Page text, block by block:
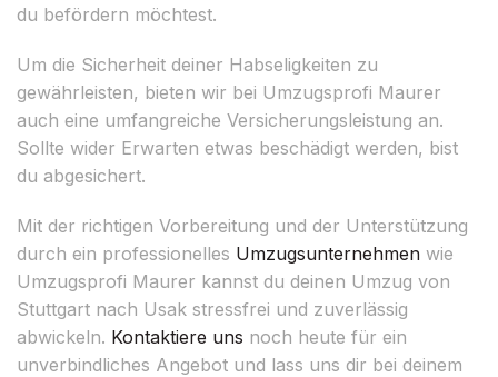
du befördern möchtest.
Um die Sicherheit deiner Habseligkeiten zu
gewährleisten, bieten wir bei Umzugsprofi Maurer
auch eine umfangreiche Versicherungsleistung an.
Sollte wider Erwarten etwas beschädigt werden, bist
du abgesichert.
Mit der richtigen Vorbereitung und der Unterstützung
durch ein professionelles Umzugsunternehmen wie
Umzugsprofi Maurer kannst du deinen Umzug von
Stuttgart nach Usak stressfrei und zuverlässig
abwickeln. Kontaktiere uns noch heute für ein
unverbindliches Angebot und lass uns dir bei deinem